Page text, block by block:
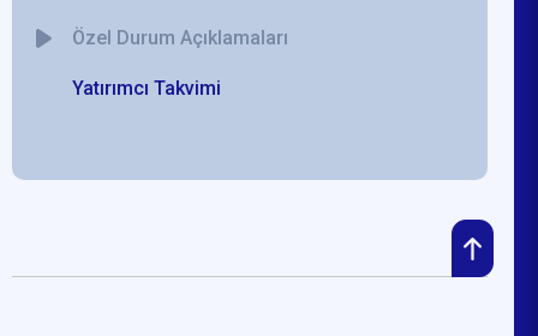
Özel Durum Açıklamaları
Yatırımcı Takvimi